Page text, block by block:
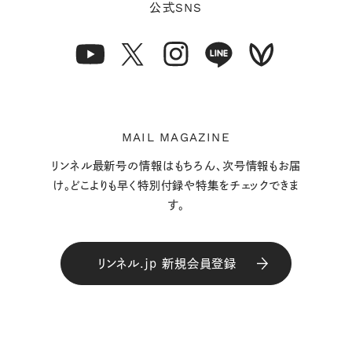
公式SNS
MAIL MAGAZINE
リンネル最新号の情報はもちろん、次号情報もお届
け。どこよりも早く特別付録や特集をチェックできま
す。
リンネル.jp 新規会員登録